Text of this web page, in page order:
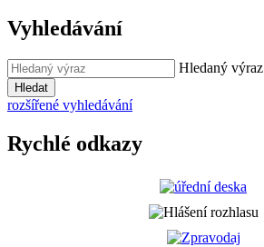
Vyhledávání
Hledaný výraz
Hledat
rozšířené vyhledávání
Rychlé odkazy